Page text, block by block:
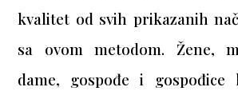
kvalitet od svih prikazanih
sa ovom metodom. Žene,
dame, gospođe i gospođice